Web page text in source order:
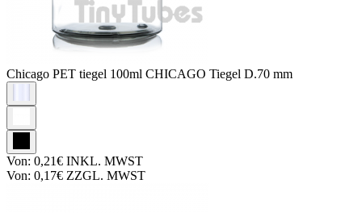
Chicago PET tiegel 100ml CHICAGO Tiegel D.70 mm
Von: 0,21€ INKL. MWST
Von: 0,17€ ZZGL. MWST